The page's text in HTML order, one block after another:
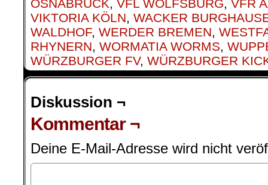
OSNABRÜCK, VFL WOLFSBURG, VFR
VIKTORIA KÖLN, WACKER
WALDHOF, WERDER BREMEN,
RHYNERN, WORMATIA WORMS,
WÜRZBURGER FV, WÜRZBURGER
Diskussion ¬
Kommentar ¬
Deine E-Mail-Adresse wird nicht